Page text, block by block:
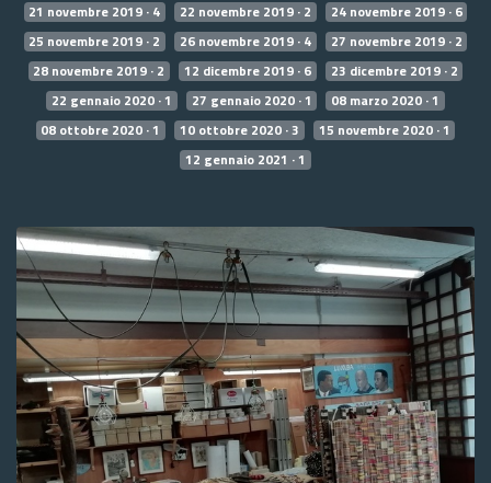
21 novembre 2019 · 4
22 novembre 2019 · 2
24 novembre 2019 · 6
25 novembre 2019 · 2
26 novembre 2019 · 4
27 novembre 2019 · 2
28 novembre 2019 · 2
12 dicembre 2019 · 6
23 dicembre 2019 · 2
22 gennaio 2020 · 1
27 gennaio 2020 · 1
08 marzo 2020 · 1
08 ottobre 2020 · 1
10 ottobre 2020 · 3
15 novembre 2020 · 1
12 gennaio 2021 · 1